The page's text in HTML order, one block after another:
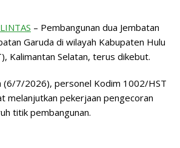
– Pembangunan dua Jembatan
Garuda di wilayah Kabupaten Hulu
Kalimantan Selatan, terus dikebut.
(6/7/2026), personel Kodim 1002/HST
melanjutkan pekerjaan pengecoran
titik pembangunan.